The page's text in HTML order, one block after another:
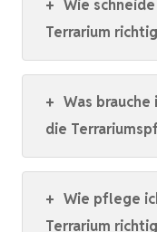
+ Wie
Terrarium
+ Was
die
+ Wie pflege
Terrarium